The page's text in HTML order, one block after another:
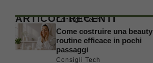
ARTICOLI RECENTI
Consigli Tech
Come costruire una beauty
routine efficace in pochi
passaggi
Consigli Tech